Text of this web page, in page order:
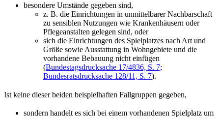
besondere Umstände gegeben sind,
z. B. die Einrichtungen in unmittelbarer Nachbarschaft
zu sensiblen Nutzungen wie Krankenhäusern oder
Pflegeanstalten gelegen sind, oder
sich die Einrichtungen des Spielplatzes nach Art und
Größe sowie Ausstattung in Wohngebiete und die
vorhandene Bebauung nicht einfügen
(Bundestagsdrucksache 17/4836, S. 7;
Bundesratsdrucksache 128/11, S. 7).
Ist keine dieser beiden beispielhaften Fallgruppen gegeben,
sondern handelt es sich bei einem vorhandenen Spielplatz um